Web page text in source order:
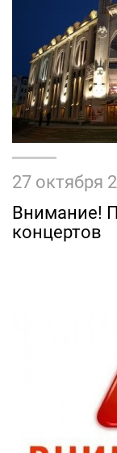
27 октября
Внимание!
концертов